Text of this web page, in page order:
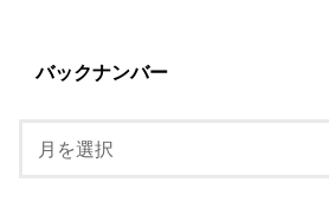
バックナンバー